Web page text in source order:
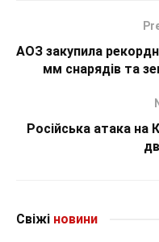
АОЗ закупила
мм снарядів та
Російська атака
Свіжі новини